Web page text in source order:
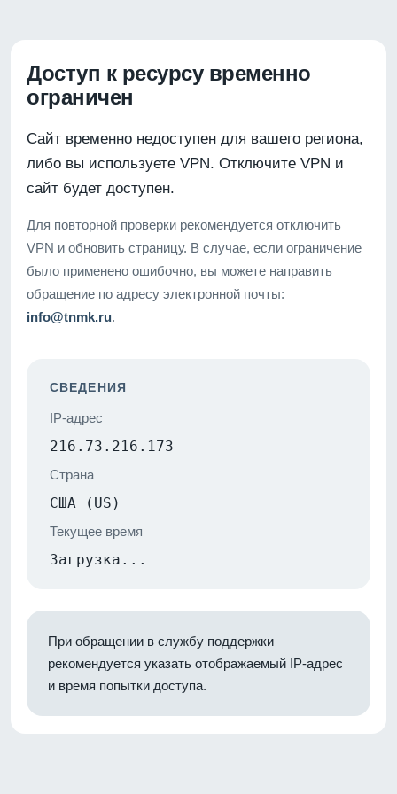
Доступ к ресурсу временно
ограничен
Сайт временно недоступен для вашего региона,
либо вы используете VPN. Отключите VPN и
сайт будет доступен.
Для повторной проверки рекомендуется отключить
VPN и обновить страницу. В случае, если ограничение
было применено ошибочно, вы можете направить
обращение по адресу электронной почты:
info@tnmk.ru.
СВЕДЕНИЯ
IP-адрес
216.73.216.173
Страна
США (US)
Текущее время
Загрузка...
При обращении в службу поддержки
рекомендуется указать отображаемый IP-адрес
и время попытки доступа.